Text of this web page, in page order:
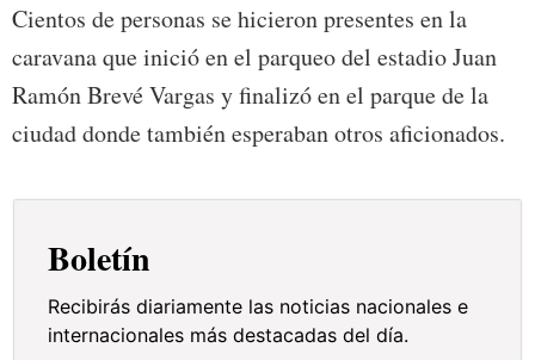
Cientos de personas se hicieron presentes en la
caravana que inició en el parqueo del estadio Juan
Ramón Brevé Vargas y finalizó en el parque de la
ciudad donde también esperaban otros aficionados.
Boletín
Recibirás diariamente las noticias nacionales e
internacionales más destacadas del día.